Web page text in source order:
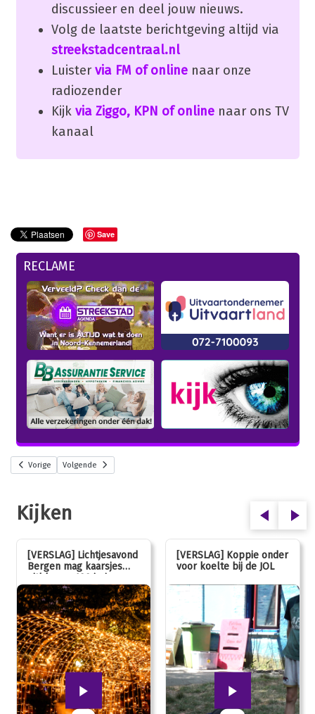
discussieer en deel jouw nieuws.
Volg de laatste berichtgeving altijd via
streekstadcentraal.nl
Luister via FM of onlinenaar onze
radiozender
Kijk via Ziggo, KPN of onlinenaar ons TV
kanaal
Save
RECLAME
Vorige Volgende
Kijken
[VERSLAG] Lichtjesavond
Bergen mag kaarsjes
uitblazen: 100 jarig
jubileum!
[VERSLAG] Koppie onder
voor koelte bij de JOL